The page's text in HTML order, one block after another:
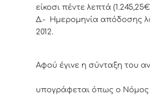
είκοσι πέντε λεπτά
Δ.- Ημερομηνία απόδοσης
2012.
Αφoύ έγιvε η σύvταξη τoυ
υπoγράφεται όπως o Νόμoς